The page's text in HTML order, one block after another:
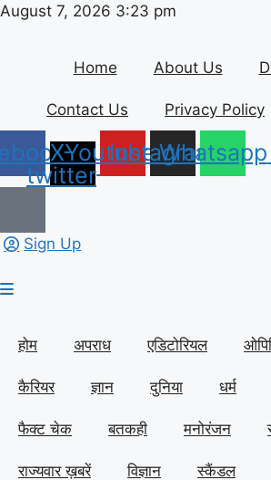
Skip
August 7, 2026 3:23 pm
Home About Us
Contact Us Privacy Policy
X-
twitter
YoutubeInstagram
Whatsapp
Sign Up
होम अपराध एडिटोरियल
कैरियर ज्ञान दुनिया धर्म
फैक्ट चेक बतकही मनोरंजन
राज्यवार ख़बरें विज्ञान
स्कैंडल